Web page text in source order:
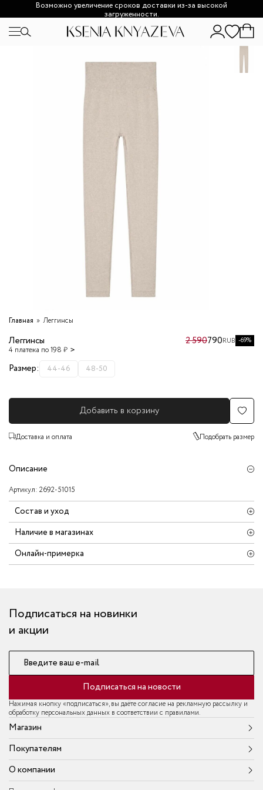
Возможно увеличение сроков доставки из-за высокой
загруженности.
Главная Леггинсы
Леггинсы
4 платежа по 198 ₽
2 590790RUB -69%
Размер: 44-46 48-50
Добавить в корзину
Доставка и оплата Подобрать размер
Описание
Артикул: 2692-51015
Состав и уход
Наличие в магазинах
Онлайн-примерка
Подписаться на новинки
и акции
Введите ваш e-mail
Подписаться на новости
Нажимая кнопку «подписаться», вы даёте согласие на рекламную рассылку и
обработку персональных данных в соответствии с правилами.
Магазин
Покупателям
О компании